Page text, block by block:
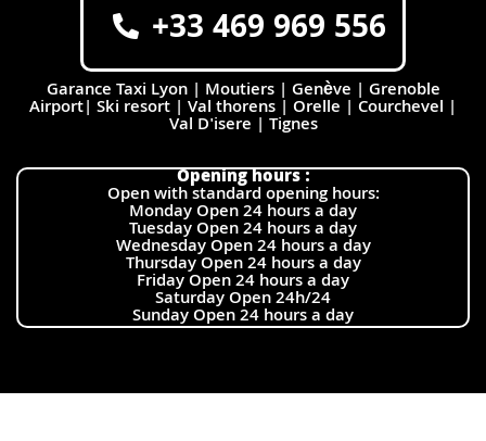
+33 469 969 556
Garance Taxi Lyon | Moutiers | Genève | Grenoble
Airport| Ski resort | Val thorens | Orelle | Courchevel |
Val D'isere | Tignes
Opening hours :
Open with standard opening hours:
Monday Open 24 hours a day
Tuesday Open 24 hours a day
Wednesday Open 24 hours a day
Thursday Open 24 hours a day
Friday Open 24 hours a day
Saturday Open 24h/24
Sunday Open 24 hours a day